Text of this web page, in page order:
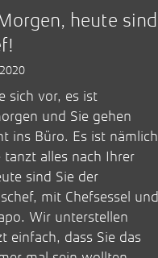
heute sind
sich vor, es ist
und Sie gehen
ins Büro. Es ist nämlich
tanzt alles nach Ihrer
sind Sie der
mit Chefsessel und
Wir unterstellen
einfach, dass Sie das